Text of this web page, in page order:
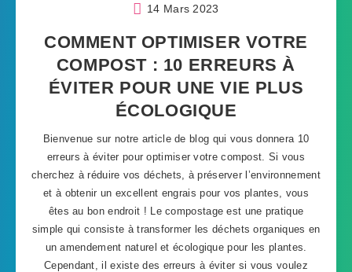
14 Mars 2023
COMMENT OPTIMISER VOTRE
COMPOST : 10 ERREURS À
ÉVITER POUR UNE VIE PLUS
ÉCOLOGIQUE
Bienvenue sur notre article de blog qui vous donnera 10
erreurs à éviter pour optimiser votre compost. Si vous
cherchez à réduire vos déchets, à préserver l’environnement
et à obtenir un excellent engrais pour vos plantes, vous
êtes au bon endroit ! Le compostage est une pratique
simple qui consiste à transformer les déchets organiques en
un amendement naturel et écologique pour les plantes.
Cependant, il existe des erreurs à éviter si vous voulez